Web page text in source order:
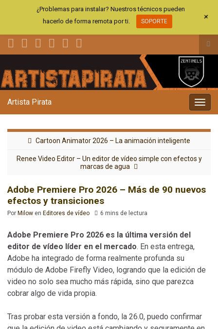
el
la
Artista Pirata
Cartoon Animator 2026 – La animación inteligente
Renee Video Editor – Un editor de vídeo simple con efectos y
marcas de agua
Adobe Premiere Pro 2026 – Más de 90 nuevos
efectos y transiciones
Por Milow en Editores de vídeo 6 mins de lectura
Adobe Premiere Pro 2026 es la última versión del
editor de vídeo líder en el mercado. En esta entrega,
Adobe ha integrado de forma realmente profunda su
módulo de Adobe Firefly Video, logrando que la edición de
video no solo sea mucho más rápida, sino que parezca
cobrar algo de vida propia.
Tras probar esta versión a fondo, la 26.0, puedo confirmar
¿Problemas para instalar? Nuestros técnicos pueden
hacerlo de forma remota por ti.
SOPORTE +